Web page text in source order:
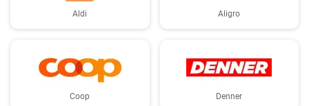
Aldi Aligro
Coop Denner